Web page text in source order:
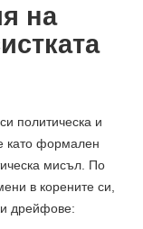
на
политическа и
като формален
мисъл. По
в корените си,
дрейфове: